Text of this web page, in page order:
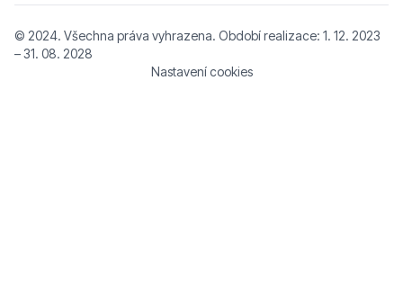
© 2024. Všechna práva vyhrazena. Období realizace: 1. 12. 2023
– 31. 08. 2028
Nastavení cookies